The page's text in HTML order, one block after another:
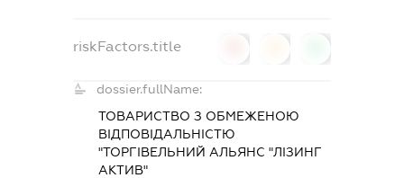
riskFactors.title
dossier.fullName:
ТОВАРИСТВО З ОБМЕЖЕНОЮ
ВІДПОВІДАЛЬНІСТЮ
"ТОРГІВЕЛЬНИЙ АЛЬЯНС "ЛІЗИНГ
АКТИВ"